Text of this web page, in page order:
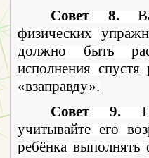
Совет 8.
физических
должно быть
исполнения
«взаправду».
Совет 9.
учитывайте его
ребёнка выполнять